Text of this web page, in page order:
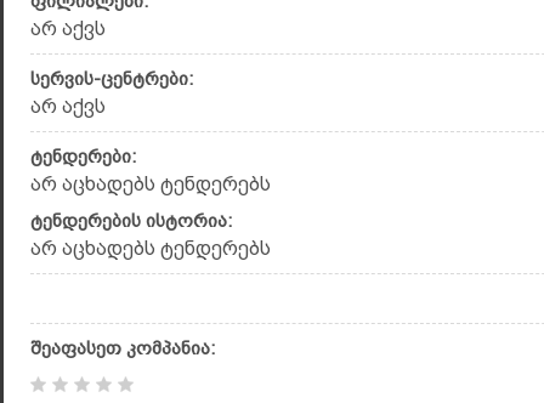
არ აქვს
სერვის-ცენტრები:
არ აქვს
ტენდერები:
არ აცხადებს ტენდერებს
ტენდერების ისტორია:
არ აცხადებს ტენდერებს
შეაფასეთ კომპანია: